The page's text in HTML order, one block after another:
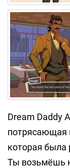
Dream Daddy
потрясающая
которая была
Ты возьмёшь